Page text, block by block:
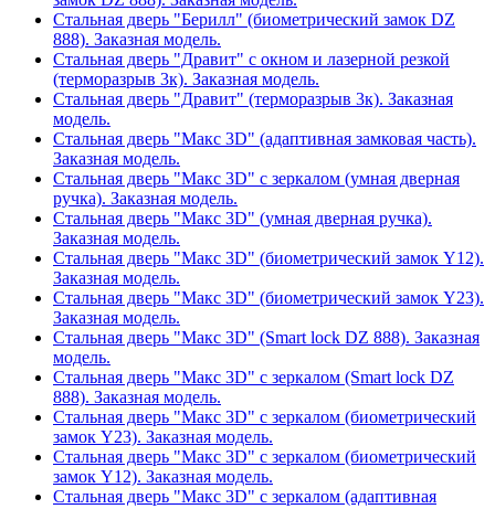
Стальная дверь "Берилл" (биометрический замок DZ
888). Заказная модель.
Стальная дверь "Дравит" с окном и лазерной резкой
(терморазрыв 3к). Заказная модель.
Стальная дверь "Дравит" (терморазрыв 3к). Заказная
модель.
Стальная дверь "Макс 3D" (адаптивная замковая часть).
Заказная модель.
Стальная дверь "Макс 3D" с зеркалом (умная дверная
ручка). Заказная модель.
Стальная дверь "Макс 3D" (умная дверная ручка).
Заказная модель.
Стальная дверь "Макс 3D" (биометрический замок Y12).
Заказная модель.
Стальная дверь "Макс 3D" (биометрический замок Y23).
Заказная модель.
Стальная дверь "Макс 3D" (Smart lock DZ 888). Заказная
модель.
Стальная дверь "Макс 3D" с зеркалом (Smart lock DZ
888). Заказная модель.
Стальная дверь "Макс 3D" с зеркалом (биометрический
замок Y23). Заказная модель.
Стальная дверь "Макс 3D" с зеркалом (биометрический
замок Y12). Заказная модель.
Стальная дверь "Макс 3D" с зеркалом (адаптивная